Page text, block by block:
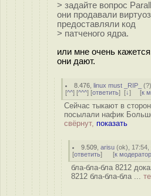
> задайте вопрос
они продавали
предоставляли код
> патченого ядра.
или мне очень
они дают.
8.476 ,linux must _RIP_ (?
[^^] [^^^] [ответить] [↓] [к
Сейчас тыкают в
посылали нафик
свёрнут, показать
9.509 ,arisu (ok), 17:54,
[ответить] [к
бла-бла-бла 8212
8212 бла-бла-бла ...